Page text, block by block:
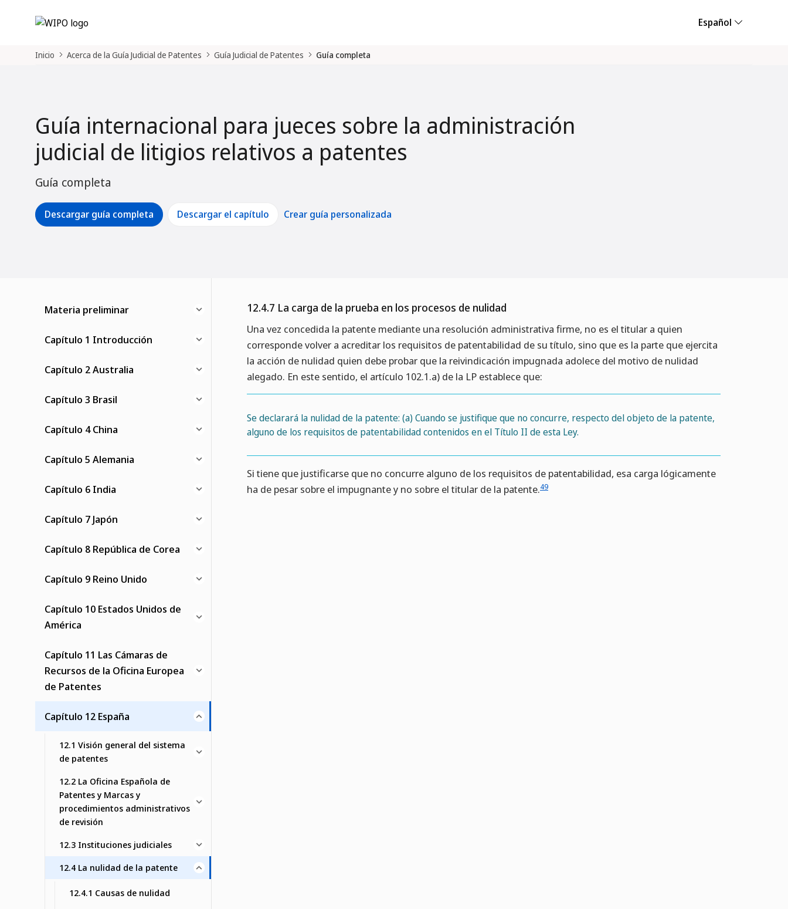
Español
Inicio Acerca de la Guía Judicial de Patentes Guía Judicial de Patentes Guía completa
Guía internacional para jueces sobre la administración
judicial de litigios relativos a patentes
Guía completa
Descargar guía completa Descargar el capítulo Crear guía personalizada
Materia preliminar
Capítulo 1 Introducción
Capítulo 2 Australia
Capítulo 3 Brasil
Capítulo 4 China
Capítulo 5 Alemania
Capítulo 6 India
Capítulo 7 Japón
Capítulo 8 República de Corea
Capítulo 9 Reino Unido
Capítulo 10 Estados Unidos de
América
Capítulo 11 Las Cámaras de
Recursos de la Oficina Europea
de Patentes
Capítulo 12 España
12.1 Visión general del sistema
de patentes
12.2 La Oficina Española de
Patentes y Marcas y
procedimientos administrativos
de revisión
12.3 Instituciones judiciales
12.4 La nulidad de la patente
12.4.1 Causas de nulidad
12.4.7 La carga de la prueba en los procesos de nulidad
Una vez concedida la patente mediante una resolución administrativa firme, no es el titular a quien
corresponde volver a acreditar los requisitos de patentabilidad de su título, sino que es la parte que ejercita
la acción de nulidad quien debe probar que la reivindicación impugnada adolece del motivo de nulidad
alegado. En este sentido, el artículo 102.1.a) de la LP establece que:
Se declarará la nulidad de la patente: (a) Cuando se justifique que no concurre, respecto del objeto de la patente,
alguno de los requisitos de patentabilidad contenidos en el Título II de esta Ley.
Si tiene que justificarse que no concurre alguno de los requisitos de patentabilidad, esa carga lógicamente
ha de pesar sobre el impugnante y no sobre el titular de la patente.49